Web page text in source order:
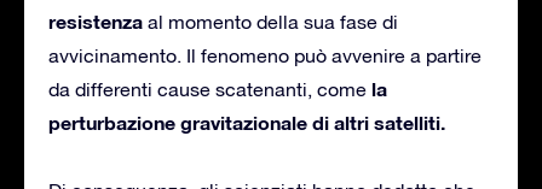
resistenza al momento della sua fase di
avvicinamento. Il fenomeno può avvenire a partire
da differenti cause scatenanti, come la
perturbazione gravitazionale di altri satelliti.